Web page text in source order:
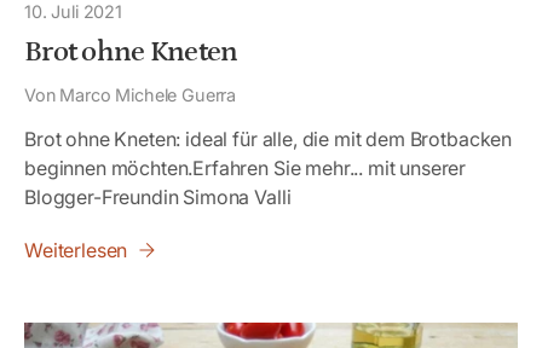
10. Juli 2021
Brot ohne Kneten
Von Marco Michele Guerra
Brot ohne Kneten: ideal für alle, die mit dem Brotbacken
beginnen möchten.Erfahren Sie mehr... mit unserer
Blogger-Freundin Simona Valli
Weiterlesen